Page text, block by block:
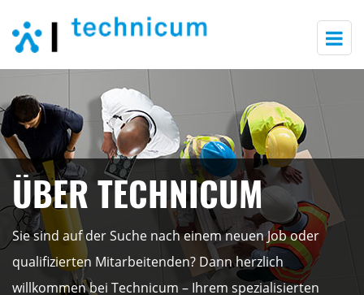
ÜBER TECHNICUM
Sie sind auf der Suche nach einem neuen Job oder
qualifizierten Mitarbeitenden? Dann herzlich
willkommen bei Technicum – Ihrem spezialisierten